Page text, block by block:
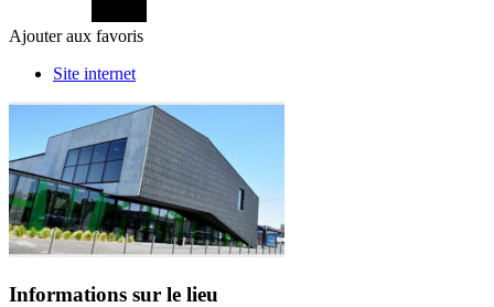
Ajouter aux favoris
Site internet
Informations sur le lieu